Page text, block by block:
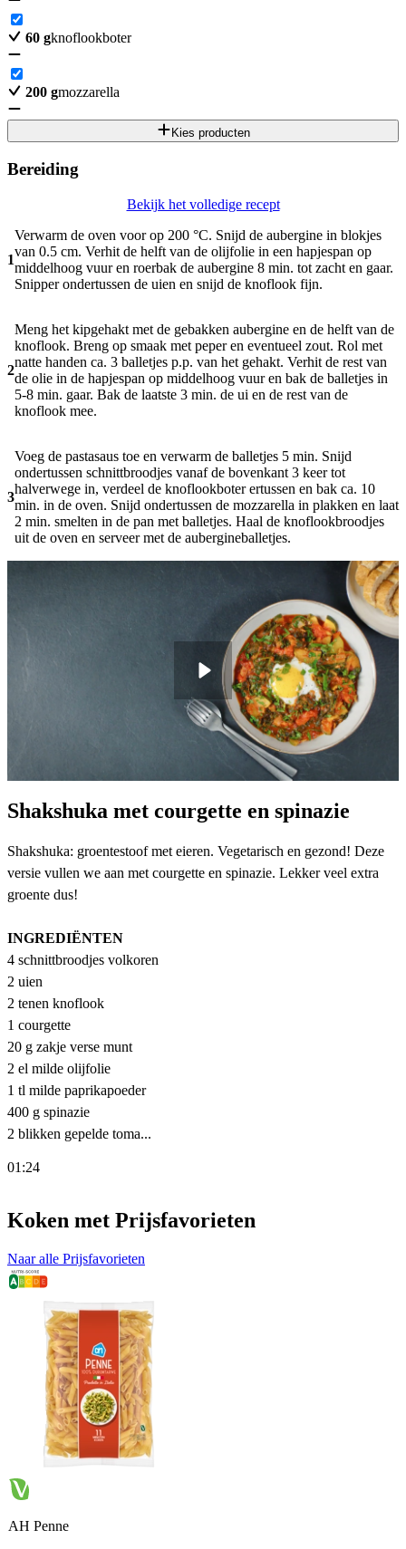
60 gknoflookboter
200 gmozzarella
Kies producten
Bereiding
Bekijk het volledige recept
1
Verwarm de oven voor op 200 °C. Snijd de aubergine in blokjes
van 0.5 cm. Verhit de helft van de olijfolie in een hapjespan op
middelhoog vuur en roerbak de aubergine 8 min. tot zacht en gaar.
Snipper ondertussen de uien en snijd de knoflook fijn.
2
Meng het kipgehakt met de gebakken aubergine en de helft van de
knoflook. Breng op smaak met peper en eventueel zout. Rol met
natte handen ca. 3 balletjes p.p. van het gehakt. Verhit de rest van
de olie in de hapjespan op middelhoog vuur en bak de balletjes in
5-8 min. gaar. Bak de laatste 3 min. de ui en de rest van de
knoflook mee.
3
Voeg de pastasaus toe en verwarm de balletjes 5 min. Snijd
ondertussen schnittbroodjes vanaf de bovenkant 3 keer tot
halverwege in, verdeel de knoflookboter ertussen en bak ca. 10
min. in de oven. Snijd ondertussen de mozzarella in plakken en laat
2 min. smelten in de pan met balletjes. Haal de knoflookbroodjes
uit de oven en serveer met de aubergineballetjes.
Shakshuka met courgette en spinazie
Shakshuka: groentestoof met eieren. Vegetarisch en gezond! Deze
versie vullen we aan met courgette en spinazie. Lekker veel extra
groente dus!
INGREDIËNTEN
4 schnittbroodjes volkoren
2 uien
2 tenen knoflook
1 courgette
20 g zakje verse munt
2 el milde olijfolie
1 tl milde paprikapoeder
400 g spinazie
2 blikken gepelde toma...
01:24
Koken met Prijsfavorieten
Naar alle Prijsfavorieten
AH Penne